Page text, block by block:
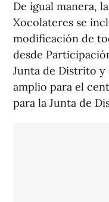
De igual manera,
Xocolateres se
modificación de
desde
Junta de Distrito y
amplio para el
para la Junta de